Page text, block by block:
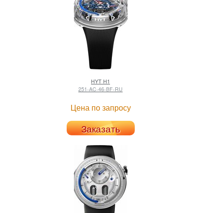
HYT H1
251-AC-46-BF-RU
Цена по запросу
Заказать